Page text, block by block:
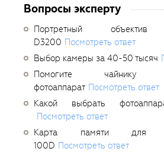
Вопросы эксперту
Портретный
D3200 Посмотреть ответ
Выбор камеры за 40-50 тысяч
Помогите
фотоаппарат Посмотреть ответ
Какой выбрать
Посмотреть ответ
Карта памяти для
100D Посмотреть ответ